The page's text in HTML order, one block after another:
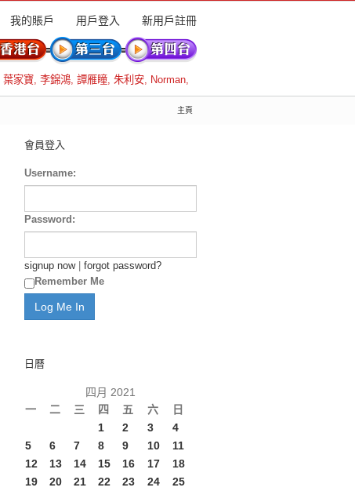
我的賬戶 用戶登入 新用戶註冊
葉家寶, 李錦鴻, 譚雁瞳, 朱利安, Norman,
主頁
會員登入
Username:
Password:
signup now| forgot password?
Remember Me
日曆
四月 2021
一
二 三 四 五 六 日
1 2 3
4
5
6 7 8 9 10
11
12
13 14 15 16 17
18
19
20 21 22 23 24
25